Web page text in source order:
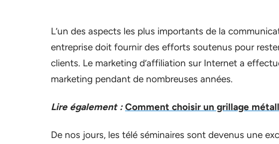
L’un des aspects les plus importants de la
entreprise doit fournir des efforts soutenus pour
clients. Le marketing d’affiliation sur Internet a
marketing pendant de nombreuses années.
Lire également : Comment choisir un grillage
De nos jours, les télé séminaires sont devenus une